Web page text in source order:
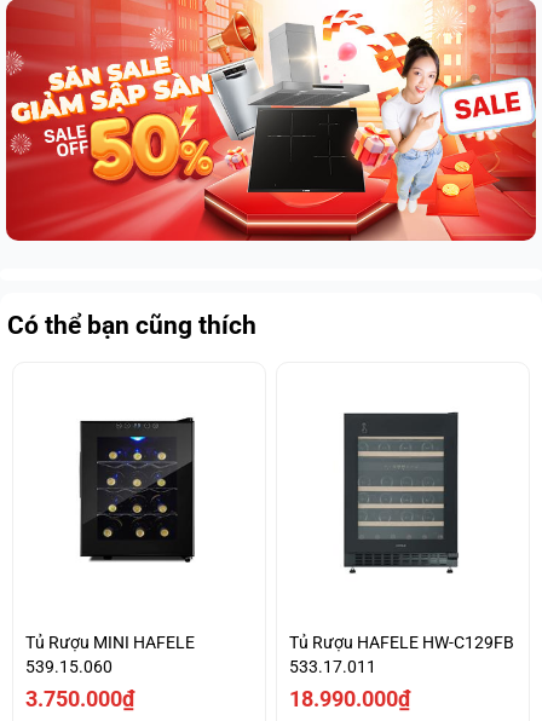
Có thể bạn cũng thích
Tủ Rượu MINI HAFELE
539.15.060
3.750.000₫
Tủ Rượu HAFELE HW-C129FB
533.17.011
18.990.000₫